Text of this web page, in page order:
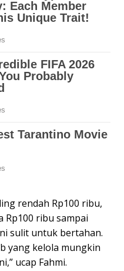
rendah Rp100 ribu,
Rp100 ribu sampai
sulit untuk bertahan.
yang kelola mungkin
ucap Fahmi.